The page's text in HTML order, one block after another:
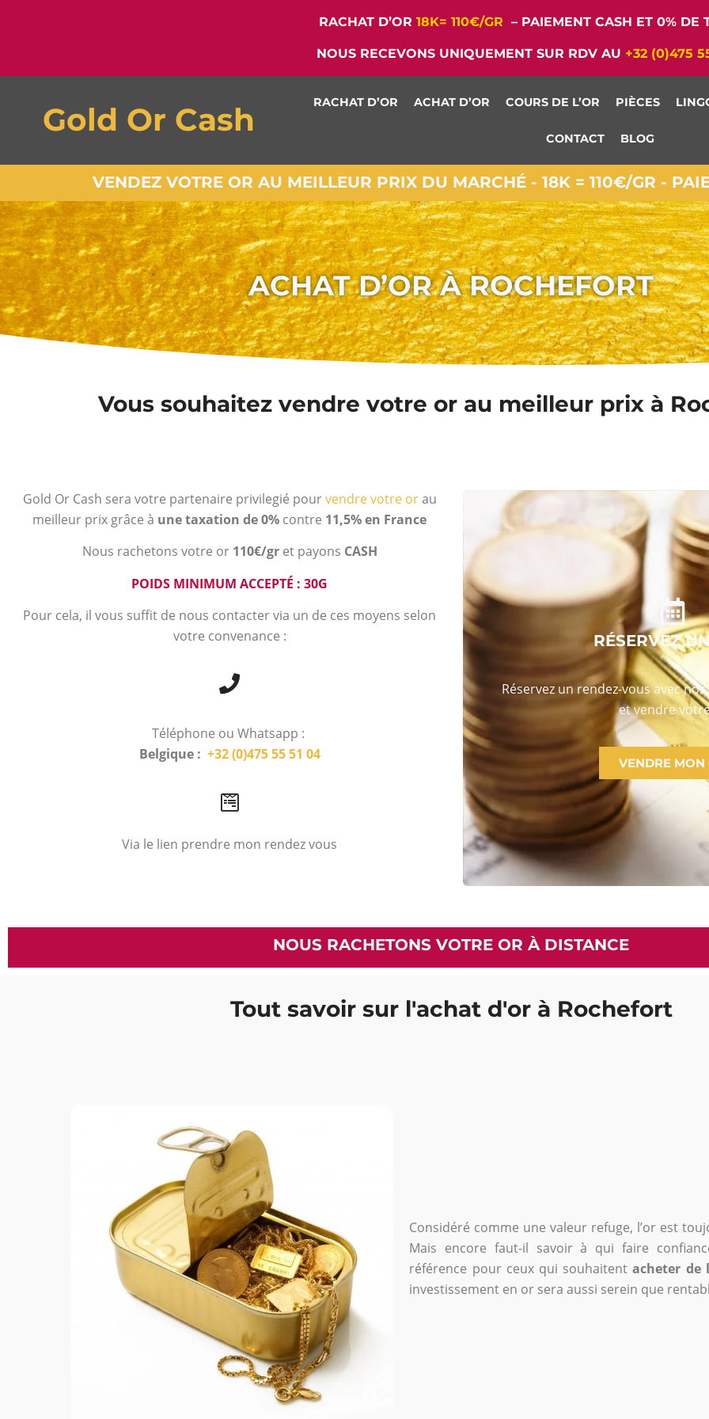
RACHAT D’OR 18K= 110€/GR – PAIEMENT CASH ET 0% DE
NOUS RECEVONS UNIQUEMENT SUR RDV AU +32 (0)475
Gold Or Cash RACHAT D’OR ACHAT D’OR COURS DE L’OR PIÈCES
CONTACT BLOG
VENDEZ VOTRE OR AU MEILLEUR PRIX DU MARCHÉ - 18K = 110€/GR -
ACHAT D’OR À ROCHEFORT
Vous souhaitez vendre votre or au meilleur prix à
Gold Or Cash sera votre partenaire privilegié pourvendre votre orau
meilleur prix grâce à une taxation de 0% contre 11,5% en France
Nous rachetons votre or 110€/gr et payons CASH
POIDS MINIMUM ACCEPTÉ : 30G
Pour cela, il vous suffit de nous contacter via un de ces moyens selon
votre convenance :
Téléphone ou Whatsapp :
Belgique : +32 (0)475 55 51 04
Via le lien prendre mon rendez vous
RÉSERVEZ
Réservez un rendez-vous avec
et vendre
VENDRE MON
NOUS RACHETONS VOTRE OR À DISTANCE
Tout savoir sur l'achat d'or à Rochefort
Considéré comme une valeur refuge, l’or est
Mais encore faut-il savoir à qui faire
référence pour ceux qui souhaitentacheter de
investissement en or sera aussi serein que